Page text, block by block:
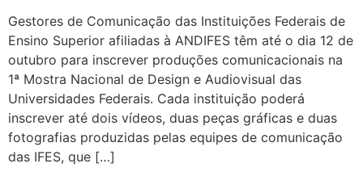
Gestores de Comunicação das Instituições Federais de
Ensino Superior afiliadas à ANDIFES têm até o dia 12 de
outubro para inscrever produções comunicacionais na
1ª Mostra Nacional de Design e Audiovisual das
Universidades Federais. Cada instituição poderá
inscrever até dois vídeos, duas peças gráficas e duas
fotografias produzidas pelas equipes de comunicação
das IFES, que […]